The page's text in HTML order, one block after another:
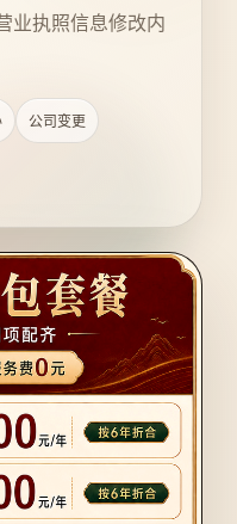
业执照信息修改内
公司变更